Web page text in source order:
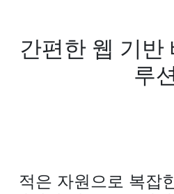
간편한 웹 기반
루션
적은 자원으로 복잡